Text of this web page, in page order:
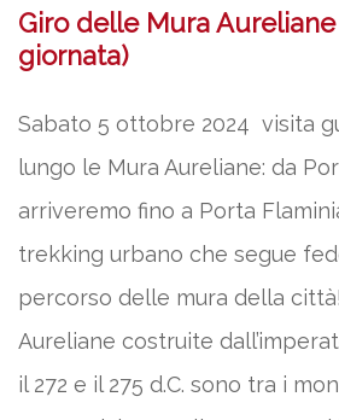
Giro delle Mura
giornata)
Sabato 5 ottobre 2024 visita
lungo le Mura Aureliane: da
arriveremo fino a Porta
trekking urbano che segue
percorso delle mura della
Aureliane costruite
il 272 e il 275 d.C. sono tra i